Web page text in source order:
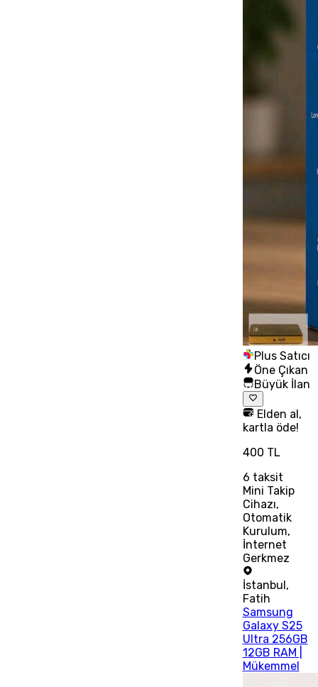
Plus Satıcı
Öne Çıkan
Büyük İlan
Elden al,
kartla öde!
400 TL
6 taksit
Mini Takip
Cihazı,
Otomatik
Kurulum,
İnternet
Gerkmez
İstanbul ,
Fatih
Samsung
Galaxy S25
Ultra 256GB
12GB RAM |
Mükemmel